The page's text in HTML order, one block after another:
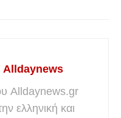
Alldaynews
Alldaynews.gr
ελληνική και